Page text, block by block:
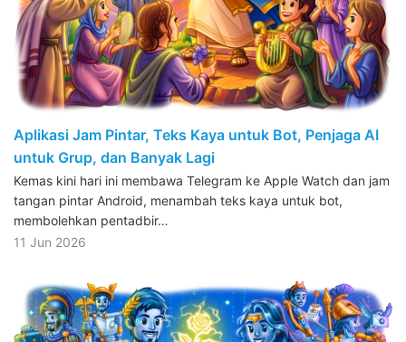
Aplikasi Jam Pintar, Teks Kaya untuk Bot, Penjaga AI
untuk Grup, dan Banyak Lagi
Kemas kini hari ini membawa Telegram ke Apple Watch dan jam
tangan pintar Android, menambah teks kaya untuk bot,
membolehkan pentadbir…
11 Jun 2026